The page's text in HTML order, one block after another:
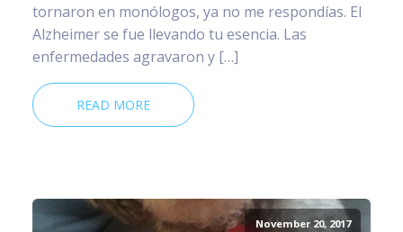
tornaron en monólogos, ya no me respondías. El
Alzheimer se fue llevando tu esencia. Las
enfermedades agravaron y […]
READ MORE
November 20, 2017